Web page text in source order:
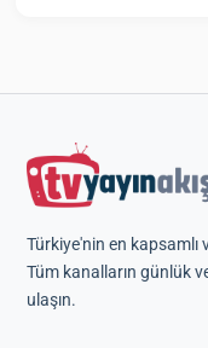
Türkiye'nin en kapsamlı
Tüm kanalların günlük
ulaşın.